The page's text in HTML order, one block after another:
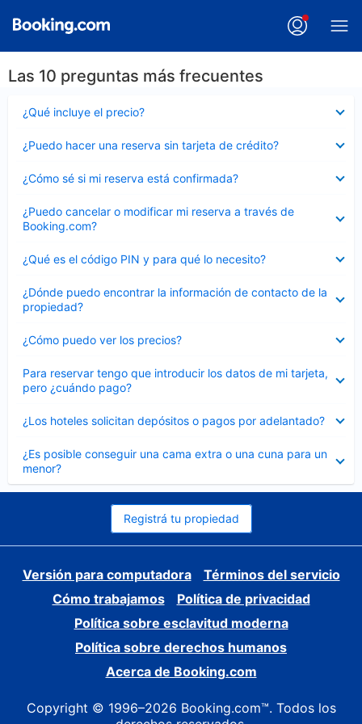
Las 10 preguntas más frecuentes
¿Qué incluye el precio?
cerrado
¿Puedo hacer una reserva sin tarjeta de crédito?
cerrado
¿Cómo sé si mi reserva está confirmada?
cerrado
¿Puedo cancelar o modificar mi reserva a través de
Booking.com?
cerrado
¿Qué es el código PIN y para qué lo necesito?
cerrado
¿Dónde puedo encontrar la información de contacto de la
propiedad?
cerrado
¿Cómo puedo ver los precios?
cerrado
Para reservar tengo que introducir los datos de mi tarjeta,
pero ¿cuándo pago?
cerrado
¿Los hoteles solicitan depósitos o pagos por adelantado?
cerrado
¿Es posible conseguir una cama extra o una cuna para un
menor?
cerrado
Registrá tu propiedad
Versión para computadora
Términos del servicio
Cómo trabajamos
Política de privacidad
Política sobre esclavitud moderna
Política sobre derechos humanos
Acerca de Booking.com
Copyright © 1996–2026 Booking.com™. Todos los